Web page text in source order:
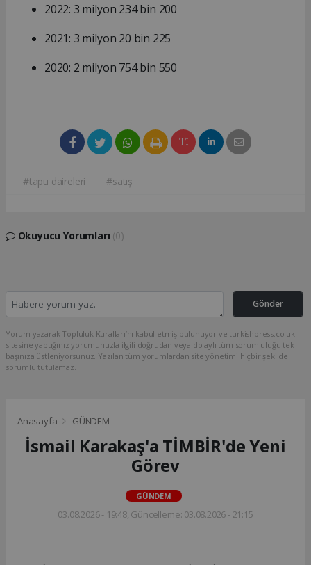
2022: 3 milyon 234 bin 200
2021: 3 milyon 20 bin 225
2020: 2 milyon 754 bin 550
#tapu daireleri #satış
Okuyucu Yorumları (0)
Gönder
Yorum yazarak Topluluk Kuralları’nı kabul etmiş bulunuyor ve turkishpress.co.uk
sitesine yaptığınız yorumunuzla ilgili doğrudan veya dolaylı tüm sorumluluğu tek
başınıza üstleniyorsunuz. Yazılan tüm yorumlardan site yönetimi hiçbir şekilde
sorumlu tutulamaz.
Anasayfa GÜNDEM
İsmail Karakaş'a TİMBİR'de Yeni
Görev
GÜNDEM
03.08.2026 - 19:48, Güncelleme: 03.08.2026 - 21:15